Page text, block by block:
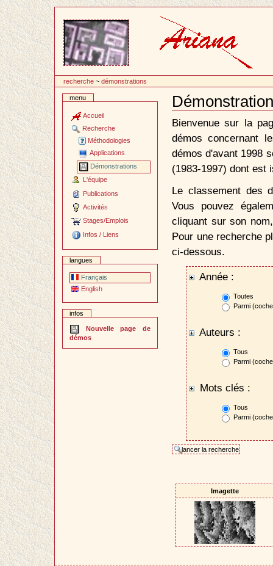
contenu
recherche ~démonstrations
menu
Accueil
Recherche
Méthodologies
Applications
Démonstrations
L'équipe
Publications
Activités
Stages/Emplois
Infos / Liens
langues
Français
English
infos
Nouvelle page de
démos
Document
Actions
Bienvenue sur la
démos concernant
démos d'avant 1998
(1983-1997) dont est
Le classement des
Vous pouvez
cliquant sur son
Pour une recherche
ci-dessous.
Année :
Toutes
Parmi
Auteurs :
Tous
Parmi
Mots clés :
Tous
Parmi
Imagette